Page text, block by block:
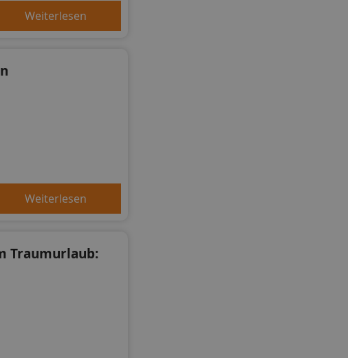
Weiterlesen
Weiterlesen
Traumurlaub: